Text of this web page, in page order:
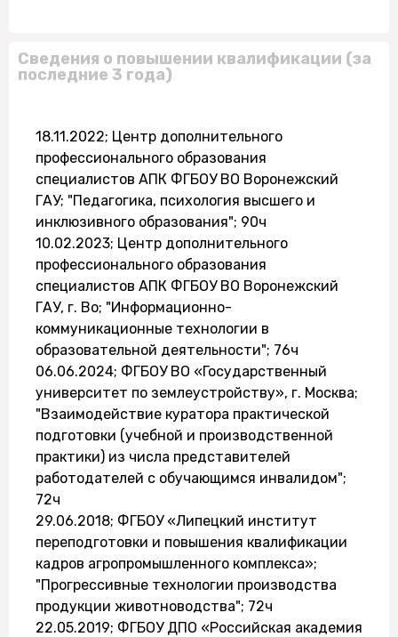
Сведения о повышении квалификации (за
последние 3 года)
18.11.2022; Центр дополнительного
профессионального образования
специалистов АПК ФГБОУ ВО Воронежский
ГАУ; "Педагогика, психология высшего и
инклюзивного образования"; 90ч
10.02.2023; Центр дополнительного
профессионального образования
специалистов АПК ФГБОУ ВО Воронежский
ГАУ, г. Во; "Информационно-
коммуникационные технологии в
образовательной деятельности"; 76ч
06.06.2024; ФГБОУ ВО «Государственный
университет по землеустройству», г. Москва;
"Взаимодействие куратора практической
подготовки (учебной и производственной
практики) из числа представителей
работодателей с обучающимся инвалидом";
72ч
29.06.2018; ФГБОУ «Липецкий институт
переподготовки и повышения квалификации
кадров агропромышленного комплекса»;
"Прогрессивные технологии производства
продукции животноводства"; 72ч
22.05.2019; ФГБОУ ДПО «Российская академия